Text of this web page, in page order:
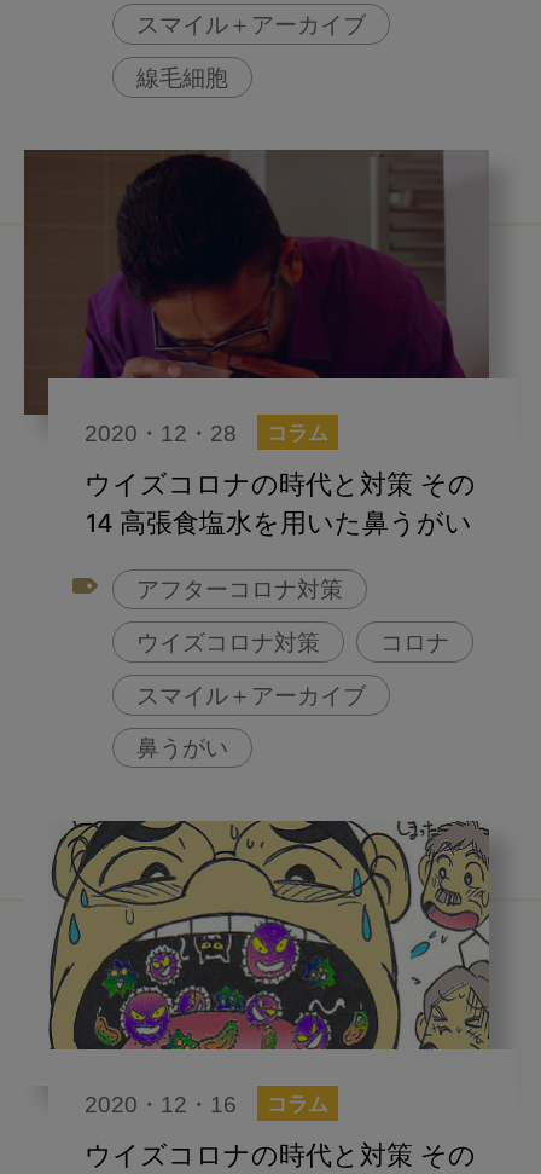
スマイル＋アーカイブ
線毛細胞
2020・12・28 コラム
ウイズコロナの時代と対策 その
14 高張食塩水を用いた鼻うがい
アフターコロナ対策
ウイズコロナ対策 コロナ
スマイル＋アーカイブ
鼻うがい
2020・12・16 コラム
ウイズコロナの時代と対策 その